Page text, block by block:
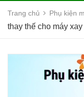
Trang chủ Phụ kiện
thay thế cho máy